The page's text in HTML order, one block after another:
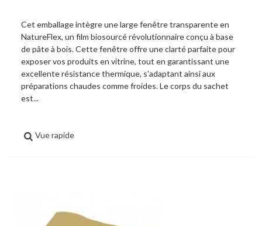
Cet emballage intègre une large fenêtre transparente en
NatureFlex, un film biosourcé révolutionnaire conçu à base
de pâte à bois. Cette fenêtre offre une clarté parfaite pour
exposer vos produits en vitrine, tout en garantissant une
excellente résistance thermique, s'adaptant ainsi aux
préparations chaudes comme froides. Le corps du sachet
est...
Vue rapide